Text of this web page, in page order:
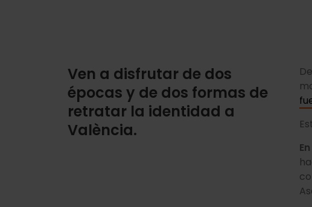
Ven a disfrutar de dos
épocas y de dos formas de
retratar la identidad a
València.